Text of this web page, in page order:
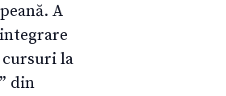
A
cursuri la
din